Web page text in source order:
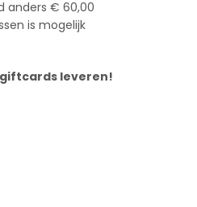
anders € 60,00
is mogelijk
leveren!